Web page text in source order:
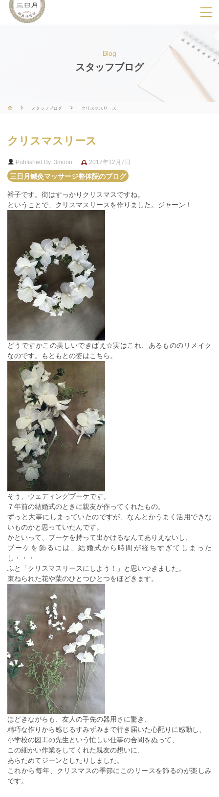
SPメニ
ー
展
用
ボ
Blog
スタッフブログ
スタッフブログ クリスマスリース
クリスマスリース
Published By: 3moon
2012年12月7日
三日月鍼灸マッサージ整体院のブログ
裕子です。街はすっかりクリスマスですね。
ということで、クリスマスリースを作りました。ジャーン！
どうですかこの美しいできばえ☆実はこれ、あるもののリメイク
なのです。もともとの姿はこちら。
そう、ウェディングブーケです。
７年前の結婚式のときに親友が作ってくれたもの。
ずっと大事にしまっていたのですが、なんとかうまく活用できな
いものかと思っていたんです。
かといって、ブーケを持って出かけるなんてありえないし、
ブーケを飾るには、結婚式から時間が経ちすぎてしまった
し・・・
ふと「クリスマスリースにしよう！」と思いつきました。
束ねられた花や葉のひとつひとつをほどきます。
ほどきながらも、友人の手先の器用さに驚き、
精巧な作りから感じるすみずみまで行き届いた心配りに感動し、
小学校の図工の先生という忙しい仕事の合間をぬって、
この細かい作業をしてくれた親友の想いに、
あらためてジーンとしたりしました。
これから毎年、クリスマスの季節にこのリースを飾るのが楽しみ
です。